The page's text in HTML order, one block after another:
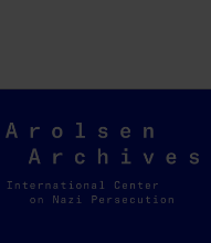
Arolsen
Archives